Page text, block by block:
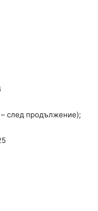
– след продължение);